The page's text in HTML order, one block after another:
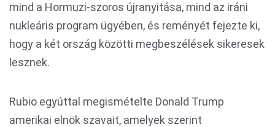
mind a Hormuzi-szoros újranyitása, mind az iráni
nukleáris program ügyében, és reményét fejezte ki,
hogy a két ország közötti megbeszélések sikeresek
lesznek.
Rubio egyúttal megismételte Donald Trump
amerikai elnök szavait, amelyek szerint